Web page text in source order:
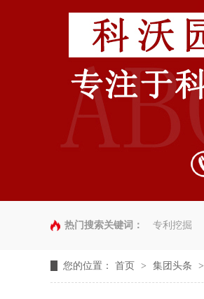
热门搜索关键词： 专利挖掘
您的位置： 首页 > 集团头条 >